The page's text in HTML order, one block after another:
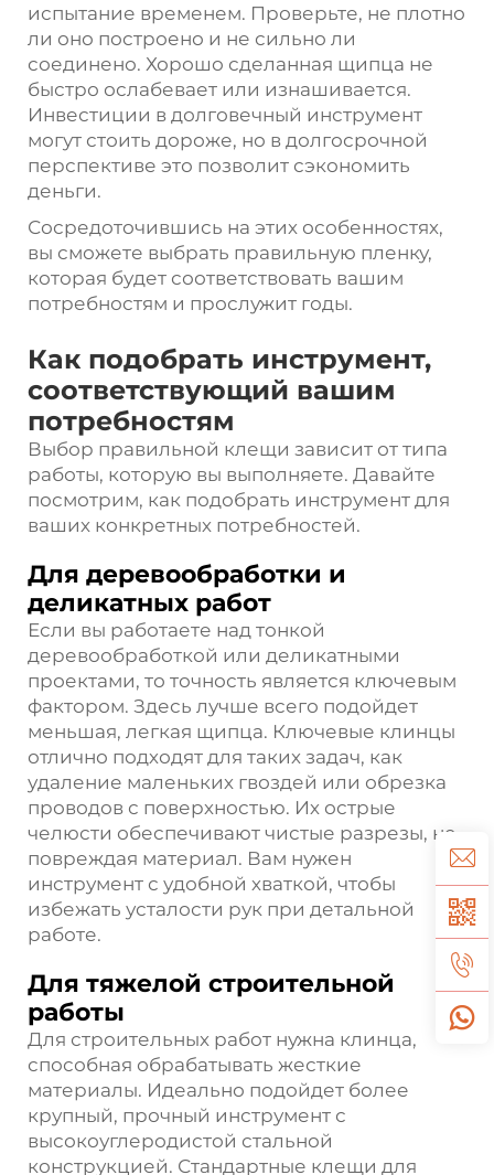
испытание временем. Проверьте, не плотно
ли оно построено и не сильно ли
соединено. Хорошо сделанная щипца не
быстро ослабевает или изнашивается.
Инвестиции в долговечный инструмент
могут стоить дороже, но в долгосрочной
перспективе это позволит сэкономить
деньги.
Сосредоточившись на этих особенностях,
вы сможете выбрать правильную пленку,
которая будет соответствовать вашим
потребностям и прослужит годы.
Как подобрать инструмент,
соответствующий вашим
потребностям
Выбор правильной клещи зависит от типа
работы, которую вы выполняете. Давайте
посмотрим, как подобрать инструмент для
ваших конкретных потребностей.
Для деревообработки и
деликатных работ
Если вы работаете над тонкой
деревообработкой или деликатными
проектами, то точность является ключевым
фактором. Здесь лучше всего подойдет
меньшая, легкая щипца. Ключевые клинцы
отлично подходят для таких задач, как
удаление маленьких гвоздей или обрезка
проводов с поверхностью. Их острые
челюсти обеспечивают чистые разрезы, не
повреждая материал. Вам нужен
инструмент с удобной хваткой, чтобы
избежать усталости рук при детальной
работе.
Для тяжелой строительной
работы
Для строительных работ нужна клинца,
способная обрабатывать жесткие
материалы. Идеально подойдет более
крупный, прочный инструмент с
высокоуглеродистой стальной
конструкцией. Стандартные клещи для